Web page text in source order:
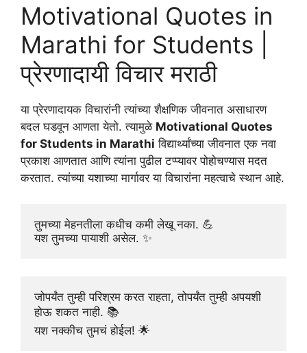
Motivational Quotes in
Marathi for Students |
प्रेरणादायी विचार मराठी
या प्रेरणादायक विचारांनी त्यांच्या शैक्षणिक जीवनात असाधारण
बदल घडवून आणता येतो. त्यामुळे Motivational Quotes
for Students in Marathi विद्यार्थ्यांच्या जीवनात एक नवा
प्रकाश आणतात आणि त्यांना पुढील टप्प्यावर पोहोचण्यास मदत
करतात. त्यांच्या यशाच्या मार्गावर या विचारांना महत्वाचे स्थान आहे.
तुमच्या मेहनतीला कधीच कमी लेखू नका. 💪
यश तुमच्या पायाशी असेल. ✨
जोपर्यंत तुम्ही परिश्रम करत राहता, तोपर्यंत तुम्ही अपयशी
होऊ शकत नाही. 📚
यश नक्कीच तुमचं होईल! 🌟